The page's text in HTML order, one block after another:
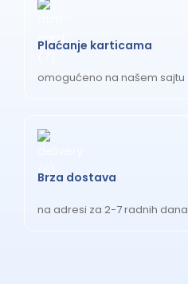
Plaćanje karticama
omogućeno na našem sajtu
Brza dostava
na adresi za 2-7 radnih dana